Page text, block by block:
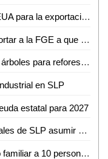
En 15 días reabrirán la frontera con EUA para la exportación de ganado
Impulsan punto de acuerdo para exhortar a la FGE a que esclarezca a la brevedad, el homicidio cometido contra la empresaria Sandra N.
Ecología ha entregado más de 3,400 árboles para reforestar Ciudad Valles
en SLP
estatal para 2027
Gobernador exige a policías municipales de SLP asumir su responsabilidad en seguridad
Fiscalía de SLP restituye a su núcleo familiar a 10 personas que contaban con ficha de búsqueda